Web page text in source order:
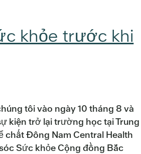
khỏe trước khi
tôi vào ngày 10 tháng 8 và
kiện trở lại trường học tại Trung
chất Đông Nam Central Health
Sức khỏe Cộng đồng Bắc